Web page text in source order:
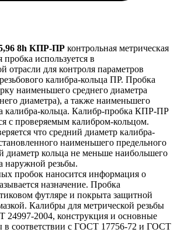
8h КПР-ПР контрольная метрическая
пробка используется в
отрасли для контроля параметров
калибра-кольца ПР. Пробка
наименьшего среднего диаметра
диаметра), а также наименьшего
калибра-кольца. Калибр-пробка КПР-ПР
с проверяемым калибром-кольцом.
что средний диаметр калибра-
наименьшего предельного
диаметр кольца не меньше наибольшего
наружной резьбы.
пробок наносится информация о
назначение. Пробка
футляре и покрыта защитной
Калибры для метрической резьбы
24997-2004, конструкция и основные
в соответствии с ГОСТ 17756-72 и ГОСТ